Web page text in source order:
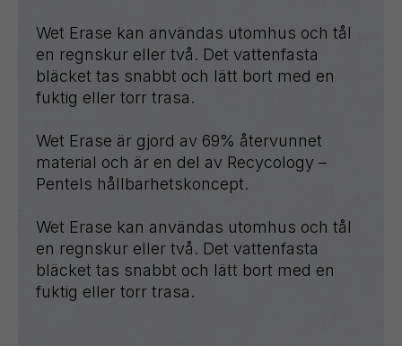
Wet Erase kan användas utomhus och tål
en regnskur eller två. Det vattenfasta
bläcket tas snabbt och lätt bort med en
fuktig eller torr trasa.
Wet Erase är gjord av 69% återvunnet
material och är en del av Recycology –
Pentels hållbarhetskoncept.
Wet Erase kan användas utomhus och tål
en regnskur eller två. Det vattenfasta
bläcket tas snabbt och lätt bort med en
fuktig eller torr trasa.